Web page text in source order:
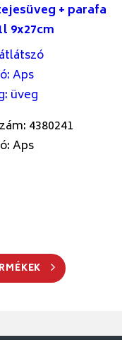
+ parafa
9x27cm
átlátszó
:Aps
: üveg
4380241
Aps